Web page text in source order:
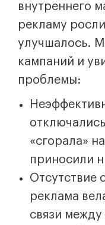
внутреннего
рекламу
улучшалось.
кампаний и
проблемы:
«сгорала»
приносили
Отсутствие
реклама
связи